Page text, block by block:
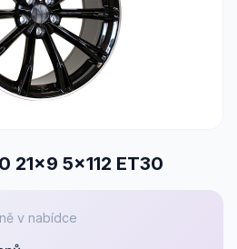
21x9 5x112 ET30
v nabídce